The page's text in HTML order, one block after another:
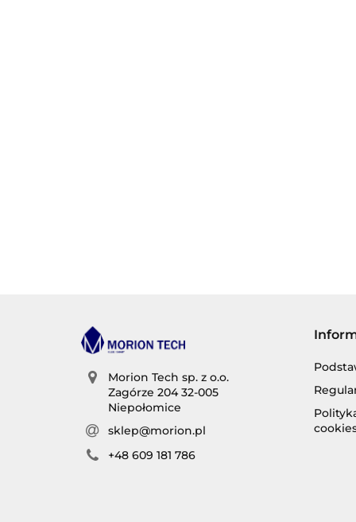
Morion Tech sp. z o.o.
Zagórze 204 32-005
Niepołomice
sklep@morion.pl
+48 609 181 786